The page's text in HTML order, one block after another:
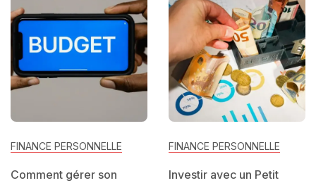
FINANCE PERSONNELLE
Comment gérer son
FINANCE PERSONNELLE
Investir avec un Petit